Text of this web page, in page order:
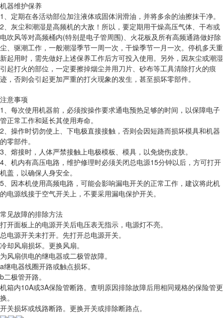
机器维护保养
1、定期在各活动部位加注液体或固体润滑油，并将多余的油擦抹干净。
2、灰尘和潮湿是高频机的大敌！所以，要定期用干燥高压气体、干布或
电吹风等对高频桶内(特别是电子管周围)、火花板及所有高频通路做好除
尘、驱潮工作，一般潮湿季节一周一次，干燥季节一月一次。停机多天重
新起用时，需先做好上述保养工作后方可投入使用。另外，因灰尘或潮湿
引起打火的部位，一定要擦掉烟尘并用刀片、砂布等工具清除打火的痕
迹，否则会引起更加严重的打火现象的发生，甚至损坏零部件。
注意事项
1、每次使用机器前，必须按操作要求通电预热足够的时间，以保障电子
管正常工作和延长其使用寿命。
2、操作时切勿使上、下电极直接接触，否则会因短路而损坏模具和机器
的零部件。
3、熔接时，人体严禁接触上电极模板、模具，以免烧伤皮肤。
4、机内有高压电路，维护修理时必须关闭总电源15分钟以后，方可打开
机盖，以确保人身安全。
5、因本机使用高频电路，可能会影响漏电开关的正常工作，建议将此机
的电源线接于空气开关上，不要采用漏电保护开关。
常见故障的排除方法
打开面板上的电源开关后电压表无指示，电源灯不亮。
总电源开关未打开。先打开总电源开关。
冷却风扇损坏。更换风扇。
为风扇供电的继电器或二极管故障。
a继电器线圈开路或触点损坏。
b二极管开路。
机箱内10A或3A保险管断路。查明原因排除故障后用相同规格的保险管更
换。
开关损坏或线路断路。更换开关或排除断路点。